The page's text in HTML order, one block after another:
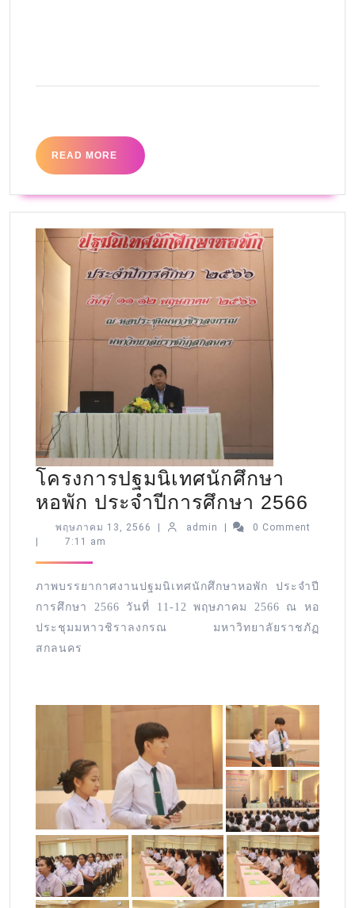
READ MORE
โครงการปฐมนิเทศนักศึกษา
หอพัก ประจำปีการศึกษา 2566
พฤษภาคม 13, 2566 | admin |
0 Comment
|
7:11 am
ภาพบรรยากาศงานปฐมนิเทศนักศึกษาหอพัก ประจำปี
การศึกษา 2566 วันที่ 11-12 พฤษภาคม 2566 ณ หอ
ประชุมมหาวชิราลงกรณ มหาวิทยาลัยราชภัฏ
สกลนคร